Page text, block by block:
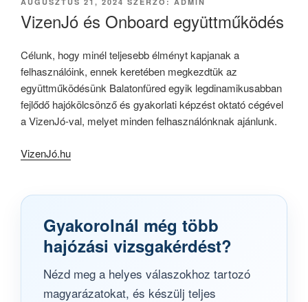
VizenJó és Onboard együttműködés
Célunk, hogy minél teljesebb élményt kapjanak a
felhasználóink, ennek keretében megkezdtük az
együttműködésünk Balatonfüred egyik legdinamikusabban
fejlődő hajókölcsönző és gyakorlati képzést oktató cégével
a VizenJó-val, melyet minden felhasználónknak ajánlunk.
VizenJó.hu
Gyakorolnál még több
hajózási vizsgakérdést?
Nézd meg a helyes válaszokhoz tartozó
magyarázatokat, és készülj teljes